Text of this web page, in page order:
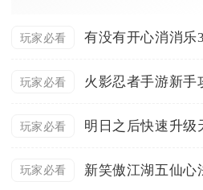
玩家必看
玩家必看
玩家必看
玩家必看 新笑傲江湖五仙心